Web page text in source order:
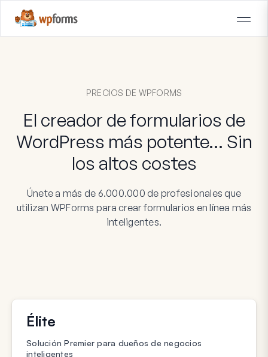
PRECIOS DE WPFORMS
El creador de formularios de
WordPress más potente… Sin
los altos costes
Únete a más de 6.000.000 de profesionales que
utilizan WPForms para crear formularios en línea más
inteligentes.
Élite
Solución Premier para dueños de negocios
inteligentes